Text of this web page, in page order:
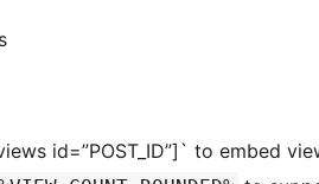
id=”POST_ID”]` to embed